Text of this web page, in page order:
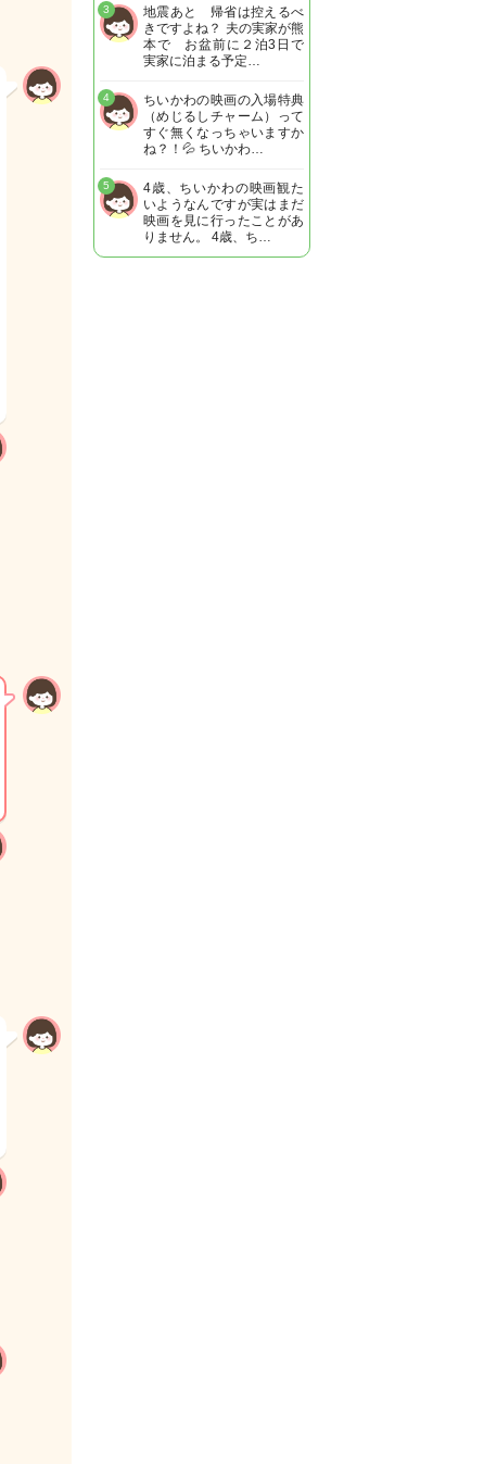
地震あと 帰省は控えるべ
きですよね？ 夫の実家が熊
本で お盆前に２泊3日で
実家に泊まる予定…
3
ちいかわの映画の入場特典
（めじるしチャーム）って
すぐ無くなっちゃいますか
ね？！💦 ちいかわ…
4
4歳、ちいかわの映画観た
いようなんですが実はまだ
映画を見に行ったことがあ
りません。 4歳、ち…
5